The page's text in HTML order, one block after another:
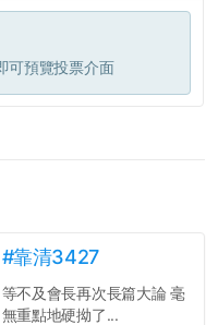
可預覽投票介面
#靠清3427
等不及會長再次長篇大論 毫
無重點地硬拗了...